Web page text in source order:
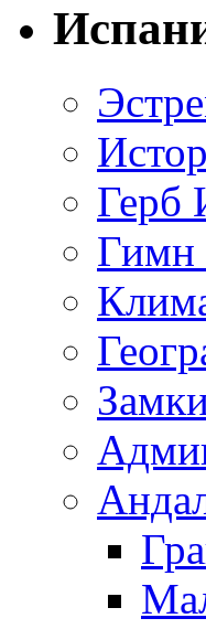
Герб
Гимн